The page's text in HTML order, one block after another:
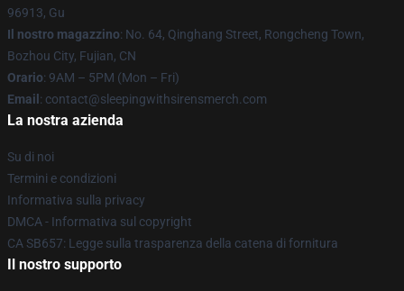
96913, Gu
Il nostro magazzino: No. 64, Qinghang Street, Rongcheng Town,
Bozhou City, Fujian, CN
Orario: 9AM – 5PM (Mon – Fri)
Email : contact@sleepingwithsirensmerch.com
La nostra azienda
Su di noi
Termini e condizioni
Informativa sulla privacy
DMCA - Informativa sul copyright
CA SB657: Legge sulla trasparenza della catena di fornitura
Il nostro supporto